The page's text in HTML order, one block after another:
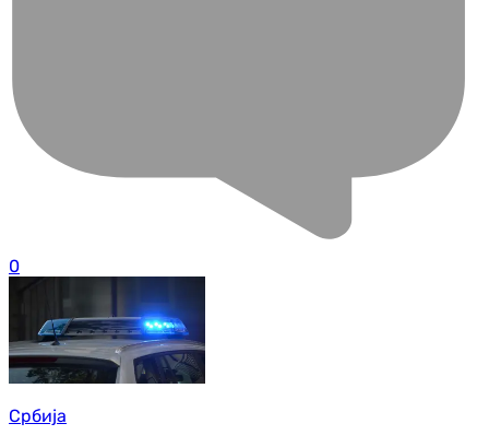
0
Србија